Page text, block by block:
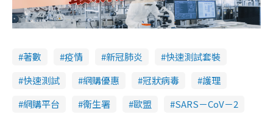
著數 疫情 新冠肺炎
快速測試套裝
快速測試
網購優惠 冠狀病毒
護理
網購平台
衞生署 歐盟 SARS－CoV－2